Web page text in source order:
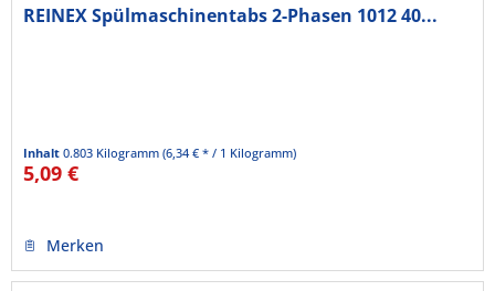
REINEX Spülmaschinentabs 2-Phasen 1012 40...
Inhalt0.803 Kilogramm(6,34 € * / 1 Kilogramm)
5,09 €
Merken